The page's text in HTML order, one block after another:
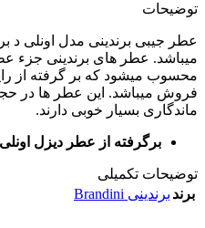
توضیحات
عطر جیبی برندینی مدل اونلی د
میباشد. عطر های برندینی جزء
محسوب میشود که بر گرفته از
ماندگاری بسیار خوبی دارند.
برگرفته از عطر دیزل
توضیحات تکمیلی
برند برندینی Brandini